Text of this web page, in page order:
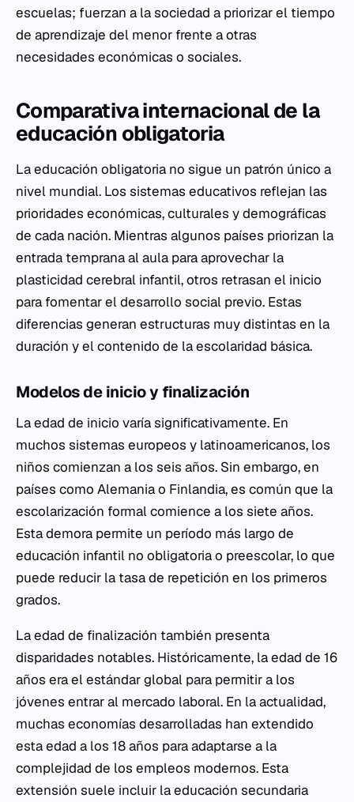
escuelas; fuerzan a la sociedad a priorizar el tiempo
de aprendizaje del menor frente a otras
necesidades económicas o sociales.
Comparativa internacional de la
educación obligatoria
La educación obligatoria no sigue un patrón único a
nivel mundial. Los sistemas educativos reflejan las
prioridades económicas, culturales y demográficas
de cada nación. Mientras algunos países priorizan la
entrada temprana al aula para aprovechar la
plasticidad cerebral infantil, otros retrasan el inicio
para fomentar el desarrollo social previo. Estas
diferencias generan estructuras muy distintas en la
duración y el contenido de la escolaridad básica.
Modelos de inicio y finalización
La edad de inicio varía significativamente. En
muchos sistemas europeos y latinoamericanos, los
niños comienzan a los seis años. Sin embargo, en
países como Alemania o Finlandia, es común que la
escolarización formal comience a los siete años.
Esta demora permite un período más largo de
educación infantil no obligatoria o preescolar, lo que
puede reducir la tasa de repetición en los primeros
grados.
La edad de finalización también presenta
disparidades notables. Históricamente, la edad de 16
años era el estándar global para permitir a los
jóvenes entrar al mercado laboral. En la actualidad,
muchas economías desarrolladas han extendido
esta edad a los 18 años para adaptarse a la
complejidad de los empleos modernos. Esta
extensión suele incluir la educación secundaria